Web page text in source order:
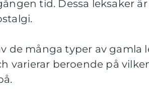
tid. Dessa leksaker
de många typer av gamla
varierar beroende på